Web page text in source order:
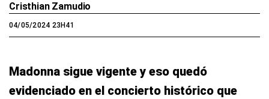
Cristhian Zamudio
04/05/2024 23H41
Madonna sigue vigente y eso quedó
evidenciado en el concierto histórico que